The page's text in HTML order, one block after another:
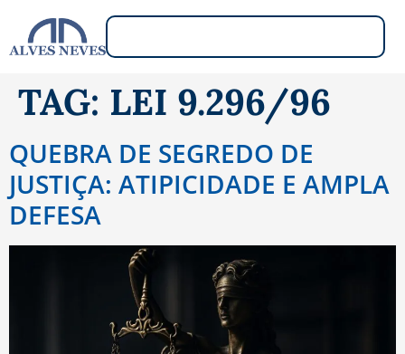
TAG: LEI 9.296/96
QUEBRA DE SEGREDO DE
JUSTIÇA: ATIPICIDADE E AMPLA
DEFESA